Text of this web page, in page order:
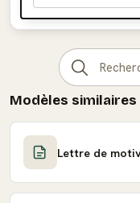
Modèles similaires
Lettre de